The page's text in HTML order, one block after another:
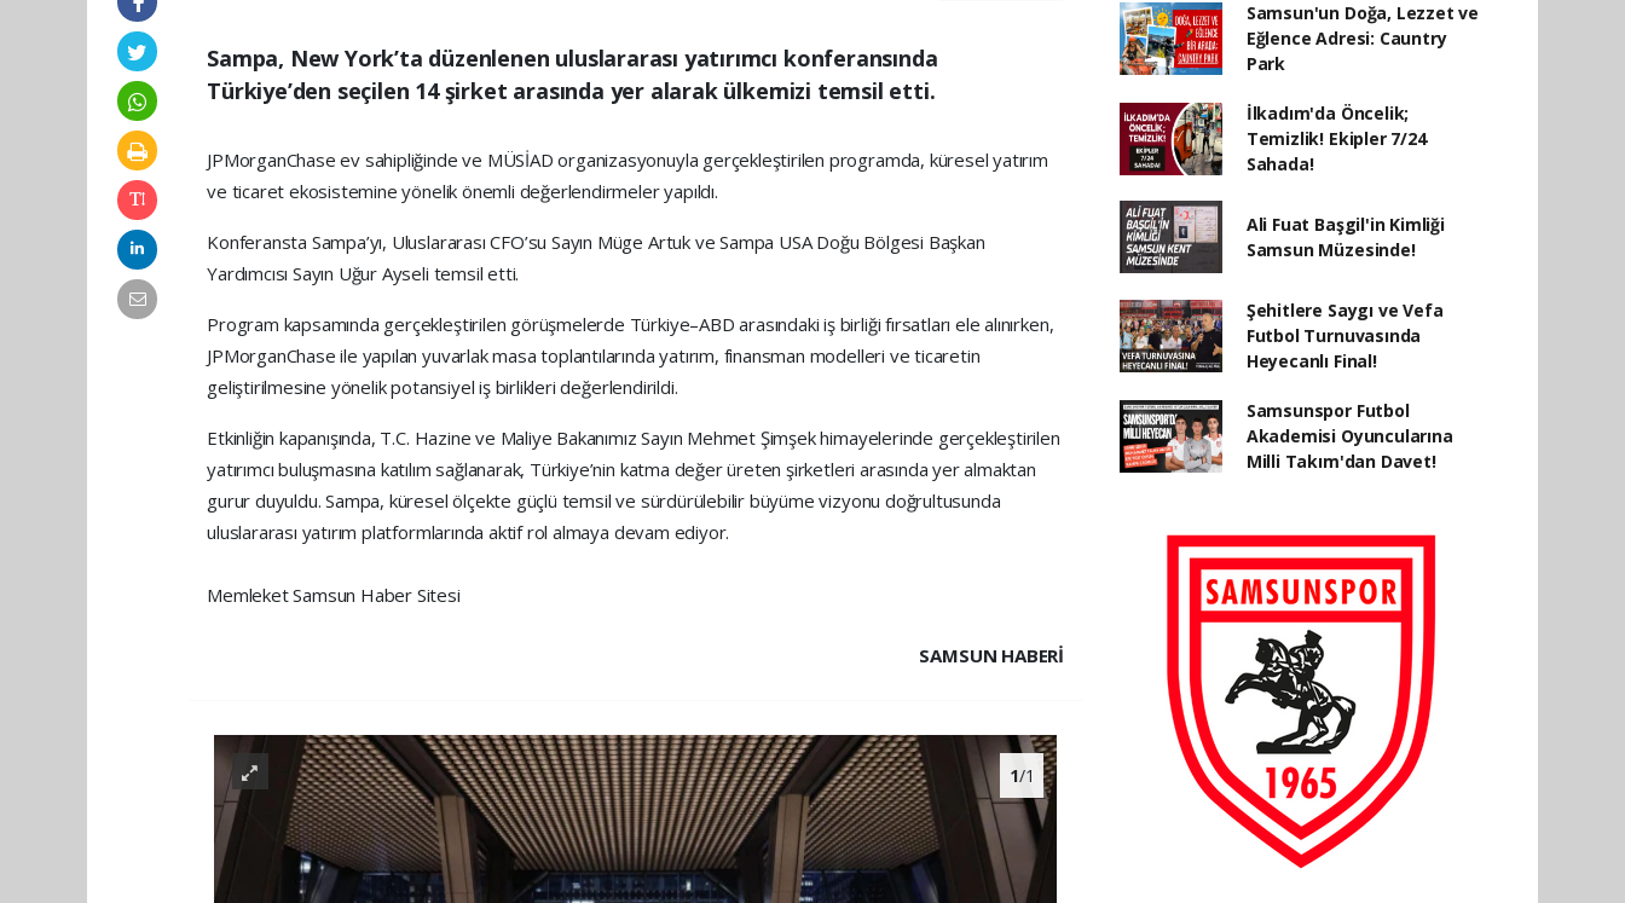
Sampa, New York’ta düzenlenen uluslararası yatırımcı konferansında
Türkiye’den seçilen 14 şirket arasında yer alarak ülkemizi temsil etti.
JPMorganChase ev sahipliğinde ve MÜSİAD organizasyonuyla gerçekleştirilen programda, küresel yatırım
ve ticaret ekosistemine yönelik önemli değerlendirmeler yapıldı.
Konferansta Sampa’yı, Uluslararası CFO’su Sayın Müge Artuk ve Sampa USA Doğu Bölgesi Başkan
Yardımcısı Sayın Uğur Ayseli temsil etti.
Program kapsamında gerçekleştirilen görüşmelerde Türkiye–ABD arasındaki iş birliği fırsatları ele alınırken,
JPMorganChase ile yapılan yuvarlak masa toplantılarında yatırım, finansman modelleri ve ticaretin
geliştirilmesine yönelik potansiyel iş birlikleri değerlendirildi.
Etkinliğin kapanışında, T.C. Hazine ve Maliye Bakanımız Sayın Mehmet Şimşek himayelerinde gerçekleştirilen
yatırımcı buluşmasına katılım sağlanarak, Türkiye’nin katma değer üreten şirketleri arasında yer almaktan
gurur duyuldu. Sampa, küresel ölçekte güçlü temsil ve sürdürülebilir büyüme vizyonu doğrultusunda
uluslararası yatırım platformlarında aktif rol almaya devam ediyor.
Memleket Samsun Haber Sitesi
SAMSUN HABERİ
1/1
Samsun'un Doğa, Lezzet ve
Eğlence Adresi: Cauntry
Park
İlkadım'da Öncelik;
Temizlik! Ekipler 7/24
Sahada!
Ali Fuat Başgil'in Kimliği
Samsun Müzesinde!
Şehitlere Saygı ve Vefa
Futbol Turnuvasında
Heyecanlı Final!
Samsunspor Futbol
Akademisi Oyuncularına
Milli Takım'dan Davet!